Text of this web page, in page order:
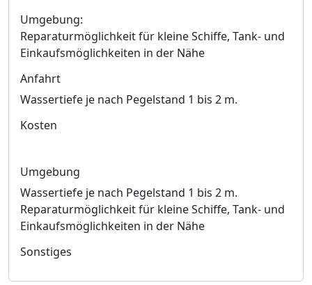
Umgebung:
Reparaturmöglichkeit für kleine Schiffe, Tank- und
Einkaufsmöglichkeiten in der Nähe
Anfahrt
Wassertiefe je nach Pegelstand 1 bis 2 m.
Kosten
Umgebung
Wassertiefe je nach Pegelstand 1 bis 2 m.
Reparaturmöglichkeit für kleine Schiffe, Tank- und
Einkaufsmöglichkeiten in der Nähe
Sonstiges